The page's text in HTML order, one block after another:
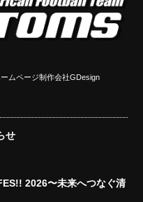
ムページ制作会社GDesign
せ
2026〜未来へつなぐ清